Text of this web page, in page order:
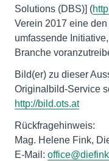
Solutions (DBS)] (
Verein 2017 eine
umfassende
Branche
Bild(er) zu dieser
Originalbild-Service
http://bild.ots.at
Rückfragehinweis:
Mag. Helene Fink,
E-Mail: